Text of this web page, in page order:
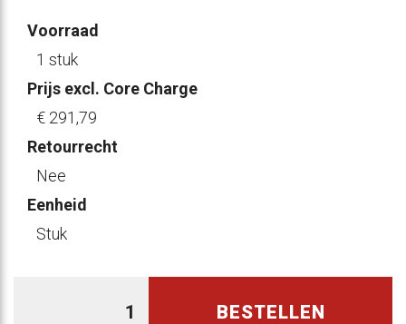
Voorraad
1 stuk
Prijs excl. Core Charge
€ 291,79
Retourrecht
Nee
Eenheid
Stuk
BESTELLEN